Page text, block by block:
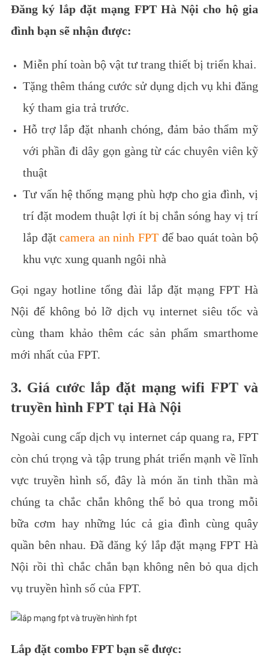
Đăng ký lắp đặt mạng FPT Hà Nội cho hộ gia
đình bạn sẽ nhận được:
Miễn phí toàn bộ vật tư trang thiết bị triển khai.
Tặng thêm tháng cước sử dụng dịch vụ khi đăng
ký tham gia trả trước.
Hỗ trợ lắp đặt nhanh chóng, đảm bảo thẩm mỹ
với phần đi dây gọn gàng từ các chuyên viên kỹ
thuật
Tư vấn hệ thống mạng phù hợp cho gia đình, vị
trí đặt modem thuật lợi ít bị chắn sóng hay vị trí
lắp đặtcamera an ninh FPT để bao quát toàn bộ
khu vực xung quanh ngôi nhà
Gọi ngay hotline tổng đài lắp đặt mạng FPT Hà
Nội để không bỏ lỡ dịch vụ internet siêu tốc và
cùng tham khảo thêm các sản phẩm smarthome
mới nhất của FPT.
3. Giá cước lắp đặt mạng wifi FPT và
truyền hình FPT tại Hà Nội
Ngoài cung cấp dịch vụ internet cáp quang ra, FPT
còn chú trọng và tập trung phát triển mạnh về lĩnh
vực truyền hình số, đây là món ăn tinh thần mà
chúng ta chắc chắn không thể bỏ qua trong mỗi
bữa cơm hay những lúc cả gia đình cùng quây
quần bên nhau. Đã đăng ký lắp đặt mạng FPT Hà
Nội rồi thì chắc chắn bạn không nên bỏ qua dịch
vụ truyền hình số của FPT.
Lắp đặt combo FPT bạn sẽ được: